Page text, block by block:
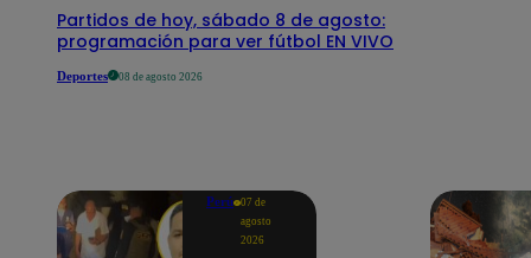
Partidos de hoy, sábado 8 de agosto:
programación para ver fútbol EN VIVO
Deportes 08 de agosto 2026
Perú 07 de
agosto
2026